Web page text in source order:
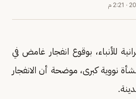
· 2:21 م
للأنباء، بوقوع انفجار غامض في
نووية كبرى، موضحة أن الانفجار